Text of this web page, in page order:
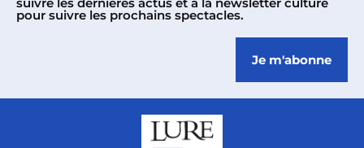
pour suivre les prochains spectacles.
Je m'abonne